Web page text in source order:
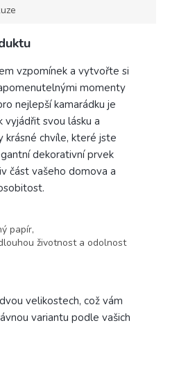
vzpomínek a vytvořte si
momenty
nejlepší kamarádku je
vyjádřit svou lásku a
krásné chvíle, které jste
dekorativní prvek
část vašeho domova a
papír,
životnost a odolnost
velikostech, což vám
variantu podle vašich